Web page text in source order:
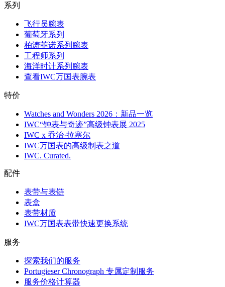
系列
飞行员腕表
葡萄牙系列
柏涛菲诺系列腕表
工程师系列
海洋时计系列腕表
查看IWC万国表腕表
特价
Watches and Wonders 2026：新品一览
IWC“钟表与奇迹”高级钟表展 2025
IWC x 乔治·拉塞尔
IWC万国表的高级制表之道
IWC. Curated.
配件
表带与表链
表盒
表带材质
IWC万国表表带快速更换系统
服务
探索我们的服务
Portugieser Chronograph 专属定制服务
服务价格计算器